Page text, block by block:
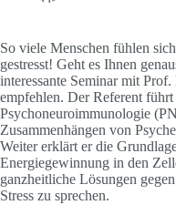
So viele Menschen fühlen
gestresst! Geht es Ihnen
interessante Seminar mit
empfehlen. Der Referent
Psychoneuroimmunologie
Zusammenhängen von
Weiter erklärt er die
Energiegewinnung in den
ganzheitliche Lösungen
Stress zu sprechen.